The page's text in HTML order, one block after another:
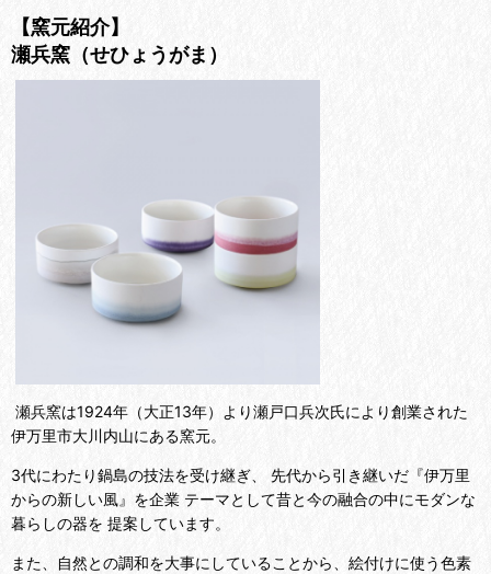
【窯元紹介】
瀬兵窯（せひょうがま）
瀬兵窯は1924年（大正13年）より瀬戸口兵次氏により創業された
伊万里市大川内山にある窯元。
3代にわたり鍋島の技法を受け継ぎ、 先代から引き継いだ『伊万里
からの新しい風』を企業 テーマとして昔と今の融合の中にモダンな
暮らしの器を 提案しています。
また、自然との調和を大事にしていることから、絵付けに使う色素